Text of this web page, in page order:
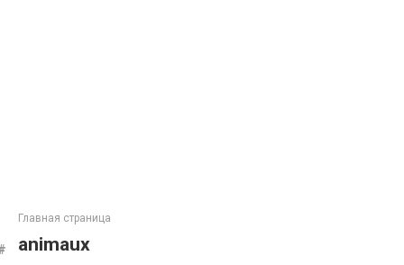
Главная страница
animaux